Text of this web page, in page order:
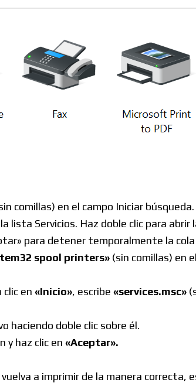
comillas) en el campo Iniciar
lista Servicios. Haz doble clic para abrir
para detener temporalmente la
spool printers» (sin comillas) en
clic en «Inicio», escribe «services.msc»
haciendo doble clic sobre él.
y haz clic en «Aceptar».
a imprimir de la manera